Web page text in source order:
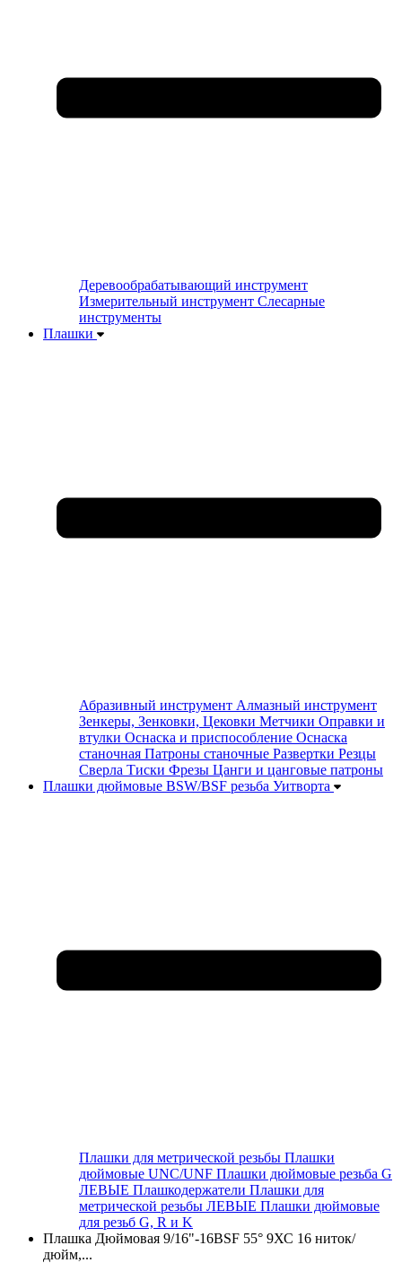
Деревообрабатывающий инструмент
Измерительный инструмент Слесарные
инструменты
Плашки
Абразивный инструмент Алмазный инструмент
Зенкеры, Зенковки, Цековки Метчики Оправки и
втулки Оснаска и приспособление Оснаска
станочная Патроны станочные Развертки Резцы
Сверла Тиски Фрезы Цанги и цанговые патроны
Плашки дюймовые BSW/BSF резьба Уитворта
Плашки для метрической резьбы Плашки
дюймовые UNC/UNF Плашки дюймовые резьба G
ЛЕВЫЕ Плашкодержатели Плашки для
метрической резьбы ЛЕВЫЕ Плашки дюймовые
для резьб G, R и K
Плашка Дюймовая 9/16"-16BSF 55° 9ХС 16 ниток/
дюйм,...